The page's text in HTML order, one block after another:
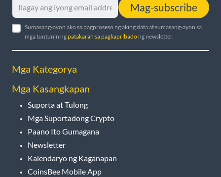
Mag-subscribe
Sumasang-ayon ako sa pagproseso ng aking data at sumasang-ayon sa
mga tuntunin ngpatakaran sa pagkapribado ng newsletter.
Mga Kategorya
Mga Kasangkapan
Suporta at Tulong
Mga Suportadong Crypto
Paano Ito Gumagana
Newsletter
Kalendaryo ng Kaganapan
CoinsBee Mobile App